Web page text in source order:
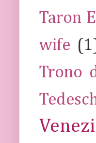
Taron
wife
Trono